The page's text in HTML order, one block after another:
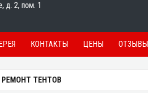
д. 2, пом. 1
КОНТАКТЫ ЦЕНЫ ОТЗЫВЫ
РЕМОНТ ТЕНТОВ